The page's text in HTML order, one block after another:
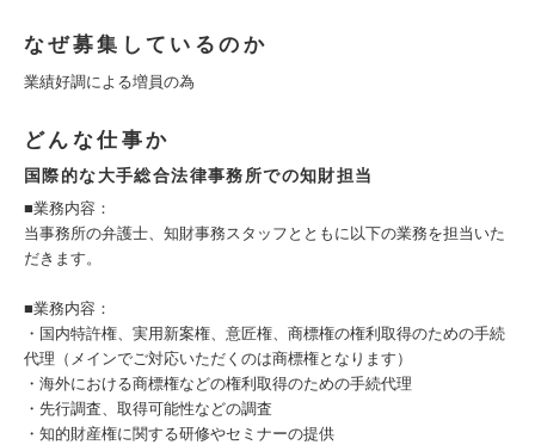
なぜ募集しているのか
業績好調による増員の為
どんな仕事か
国際的な大手総合法律事務所での知財担当
■業務内容：
当事務所の弁護士、知財事務スタッフとともに以下の業務を担当いた
だきます。
■業務内容：
・国内特許権、実用新案権、意匠権、商標権の権利取得のための手続
代理（メインでご対応いただくのは商標権となります）
・海外における商標権などの権利取得のための手続代理
・先行調査、取得可能性などの調査
・知的財産権に関する研修やセミナーの提供